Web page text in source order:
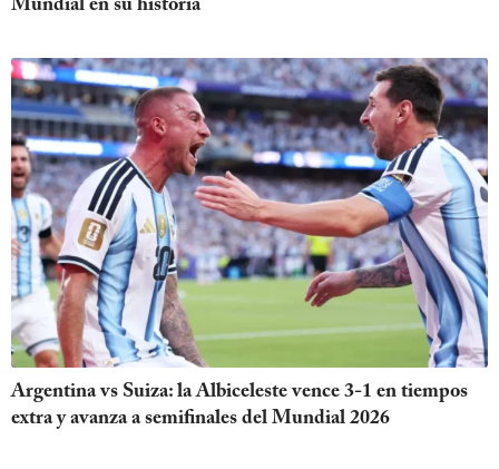
Mundial en su historia
Argentina vs Suiza: la Albiceleste vence 3-1 en tiempos
extra y avanza a semifinales del Mundial 2026